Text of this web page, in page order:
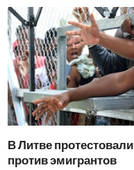
В Литве протестовали
против эмигрантов